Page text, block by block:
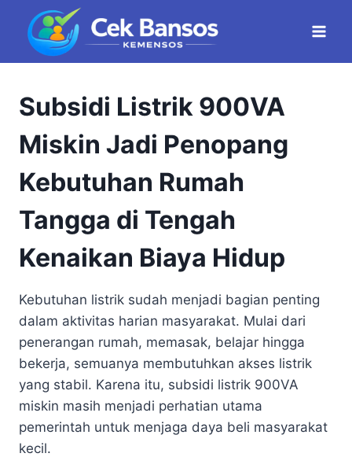
content
Subsidi Listrik 900VA
Miskin Jadi Penopang
Kebutuhan Rumah
Tangga di Tengah
Kenaikan Biaya Hidup
Kebutuhan listrik sudah menjadi bagian penting
dalam aktivitas harian masyarakat. Mulai dari
penerangan rumah, memasak, belajar hingga
bekerja, semuanya membutuhkan akses listrik
yang stabil. Karena itu, subsidi listrik 900VA
miskin masih menjadi perhatian utama
pemerintah untuk menjaga daya beli masyarakat
kecil.